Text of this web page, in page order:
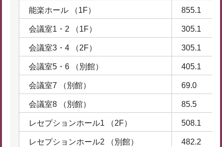
能楽ホール （1F） 855.1
会議室1・2 （1F） 305.1
会議室3・4 （2F） 305.1
会議室5・6 （別館） 405.1
会議室7 （別館） 69.0
会議室8 （別館） 85.5
レセプションホール1 （2F） 508.1
レセプションホール2 （別館） 482.2